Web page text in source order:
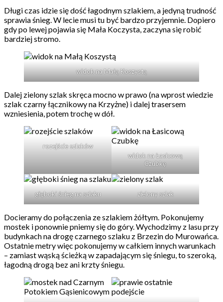
Długi czas idzie się dość łagodnym szlakiem, a jedyną trudność
sprawia śnieg. W lecie musi tu być bardzo przyjemnie. Dopiero
gdy po lewej pojawia się Mała Koczysta, zaczyna się robić
bardziej stromo.
widok na Małą Koszystą
Dalej zielony szlak skręca mocno w prawo (na wprost wiedzie
szlak czarny łącznikowy na Krzyżne) i dalej trasersem
wzniesienia, potem trochę w dół.
rozejście szlaków
widok na Łasicową
Czubkę
głęboki śnieg na szlaku zielony szlak
Docieramy do połączenia ze szlakiem żółtym. Pokonujemy
mostek i ponownie pniemy się do góry. Wychodzimy z lasu przy
budynkach na drogę czarnego szlaku z Brzezin do Murowańca.
Ostatnie metry więc pokonujemy w całkiem innych warunkach
– zamiast wąską ścieżką w zapadającym się śniegu, to szeroką,
łagodną drogą bez ani krzty śniegu.